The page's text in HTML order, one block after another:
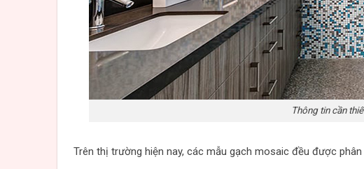
Thông tin cần
Trên thị trường hiện nay, các mẫu gạch mosaic đều được